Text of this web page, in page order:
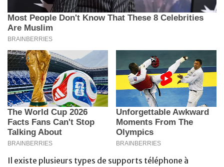
Il existe plusieurs types de supports téléphone à